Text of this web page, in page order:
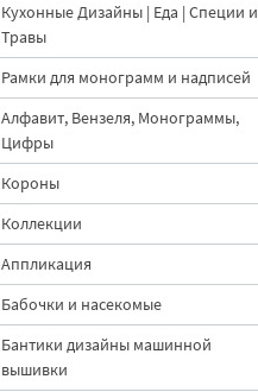
Кухонные Дизайны | Еда | Специи и
Травы
Рамки для монограмм и надписей
Алфавит, Вензеля, Монограммы,
Цифры
Короны
Коллекции
Аппликация
Бабочки и насекомые
Бантики дизайны машинной
вышивки